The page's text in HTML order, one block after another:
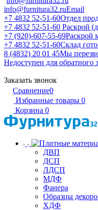
info@furnitura32.ruEmail
+7 4832 52-51-60Отдел
+7 4832 52-51-60 Раскрой
+7 (920)-607-55-69Раскрой
+7 4832 52-51-60Склад
8 (4832) 20 01 45Мы
Недоступен для обратного
Заказать звонок
Сравнение0
Избранные товары 0
Корзина 0
ДВП
ДСП
ЛДСП
МДФ
Фанера
Образцы
ХДФ